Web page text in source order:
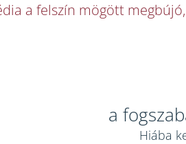
a felszín mögött
a
Hiába